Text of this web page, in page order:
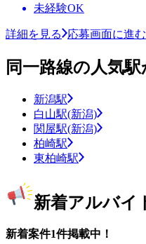
未経験OK
詳細を見る 応募画面に進む
同一路線の人気
新潟駅
白山駅(新潟)
関屋駅(新潟)
柏崎駅
東柏崎駅
新着アルバイ
新着案件1件掲載中！